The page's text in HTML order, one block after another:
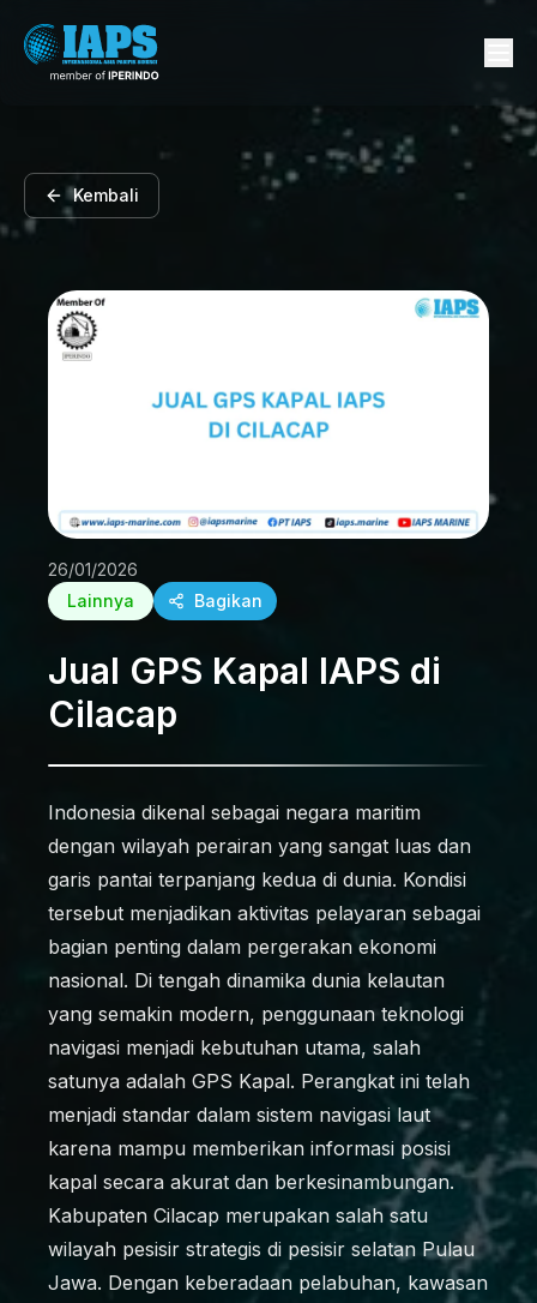
Kembali
26/01/2026
Lainnya
Bagikan
Jual GPS Kapal IAPS di
Cilacap
Indonesia dikenal sebagai negara maritim
dengan wilayah perairan yang sangat luas dan
garis pantai terpanjang kedua di dunia. Kondisi
tersebut menjadikan aktivitas pelayaran sebagai
bagian penting dalam pergerakan ekonomi
nasional. Di tengah dinamika dunia kelautan
yang semakin modern, penggunaan teknologi
navigasi menjadi kebutuhan utama, salah
satunya adalah GPS Kapal. Perangkat ini telah
menjadi standar dalam sistem navigasi laut
karena mampu memberikan informasi posisi
kapal secara akurat dan berkesinambungan.
Kabupaten Cilacap merupakan salah satu
wilayah pesisir strategis di pesisir selatan Pulau
Jawa. Dengan keberadaan pelabuhan, kawasan